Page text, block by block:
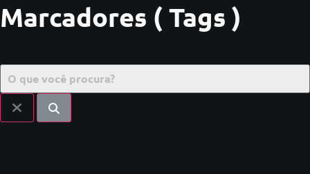
Marcadores ( Tags )